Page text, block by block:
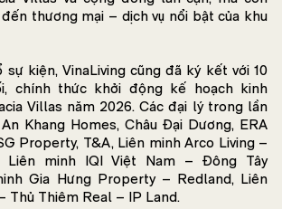
thương mại – dịch vụ nổi bật của khu
kiện, VinaLiving cũng đã ký kết với 10
chính thức khởi động kế hoạch kinh
Villas năm 2026. Các đại lý trong lần
Khang Homes, Châu Đại Dương, ERA
Property, T&A, Liên minh Arco Living –
Liên minh IQI Việt Nam – Đông Tây
Gia Hưng Property – Redland, Liên
Thủ Thiêm Real – IP Land.